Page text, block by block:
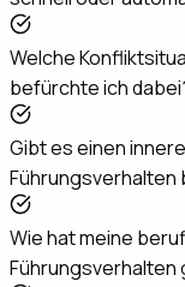
Welche
befürchte ich
Gibt es einen
Wie hat meine
Führungsverhalten